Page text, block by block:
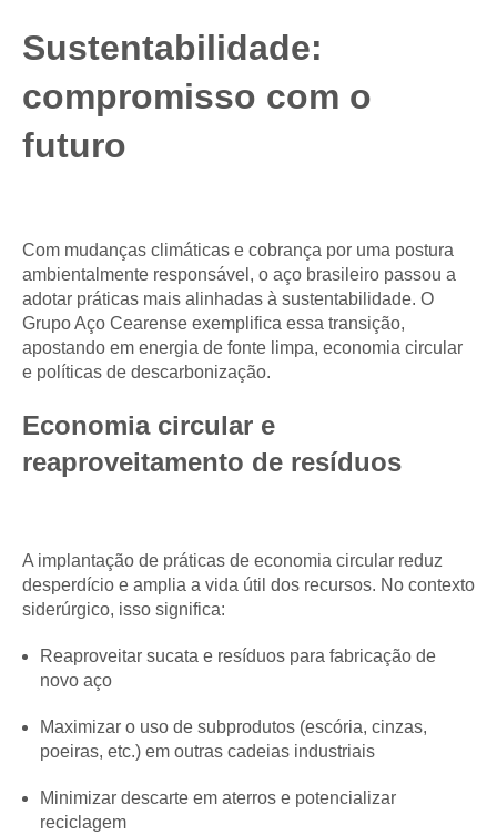
Sustentabilidade:
compromisso com o
futuro
Com mudanças climáticas e cobrança por uma postura
ambientalmente responsável, o aço brasileiro passou a
adotar práticas mais alinhadas à sustentabilidade. O
Grupo Aço Cearense exemplifica essa transição,
apostando em energia de fonte limpa, economia circular
e políticas de descarbonização.
Economia circular e
reaproveitamento de resíduos
A implantação de práticas de economia circular reduz
desperdício e amplia a vida útil dos recursos. No contexto
siderúrgico, isso significa:
Reaproveitar sucata e resíduos para fabricação de
novo aço
Maximizar o uso de subprodutos (escória, cinzas,
poeiras, etc.) em outras cadeias industriais
Minimizar descarte em aterros e potencializar
reciclagem